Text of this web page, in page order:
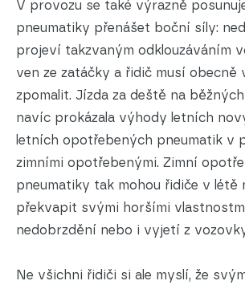
V provozu se také výrazně
pneumatiky přenášet boční síly:
projeví takzvaným odklouzáváním
ven ze zatáčky a řidič musí obecně
zpomalit. Jízda za deště na
navíc prokázala výhody letních
letních opotřebených pneumatik v
zimními opotřebenými. Zimní
pneumatiky tak mohou řidiče v létě
překvapit svými horšími
nedobrzdění nebo i vyjetí z
Ne všichni řidiči si ale myslí, že